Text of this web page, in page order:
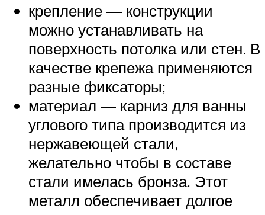
крепление — конструкции
можно устанавливать на
поверхность потолка или стен. В
качестве крепежа применяются
разные фиксаторы;
материал — карниз для ванны
углового типа производится из
нержавеющей стали,
желательно чтобы в составе
стали имелась бронза. Этот
металл обеспечивает долгое